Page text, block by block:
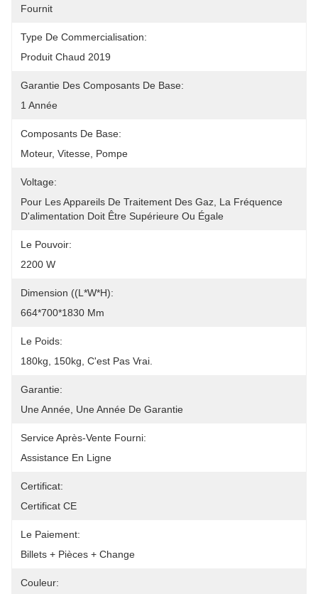
Fournit
Type De Commercialisation:
Produit Chaud 2019
Garantie Des Composants De Base:
1 Année
Composants De Base:
Moteur, Vitesse, Pompe
Voltage:
Pour Les Appareils De Traitement Des Gaz, La Fréquence
D'alimentation Doit Être Supérieure Ou Égale
Le Pouvoir:
2200 W
Dimension ((L*W*H):
664*700*1830 Mm
Le Poids:
180kg, 150kg, C'est Pas Vrai.
Garantie:
Une Année, Une Année De Garantie
Service Après-Vente Fourni:
Assistance En Ligne
Certificat:
Certificat CE
Le Paiement:
Billets + Pièces + Change
Couleur: